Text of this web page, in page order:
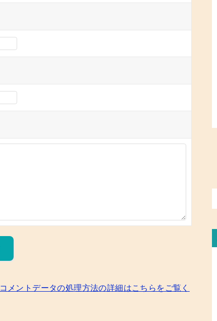
コメントデータの処理方法の詳細はこちらをご覧く